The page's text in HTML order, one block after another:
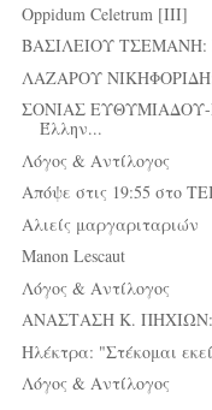
Oppidum Celetrum [III]
ΒΑΣΙΛΕΙΟΥ ΤΣΕΜΑΝΗ:
ΛΑΖΑΡΟΥ ΝΙΚΗΦΟΡΙΔΗ:
ΣΟΝΙΑΣ ΕΥΘΥΜΙΑΔΟΥ-
Έλλην...
Λόγος & Αντίλογος
Απόψε στις 19:55 στο
Αλιείς μαργαριταριών
Manon Lescaut
Λόγος & Αντίλογος
ΑΝΑΣΤΑΣΗ Κ. ΠΗΧΙΩΝ:
Ηλέκτρα: "Στέκομαι
Λόγος & Αντίλογος